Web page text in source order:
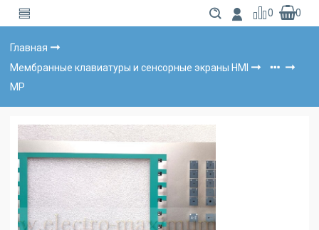
0 0
Главная
Мембранные клавиатуры и сенсорные экраны HMI
MP